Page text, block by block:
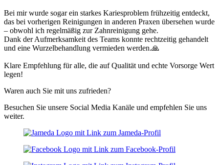
Bei mir wurde sogar ein starkes Kariesproblem frühzeitig entdeckt,
das bei vorherigen Reinigungen in anderen Praxen übersehen wurde
– obwohl ich regelmäßig zur Zahnreinigung gehe.
Dank der Aufmerksamkeit des Teams konnte rechtzeitig gehandelt
und eine Wurzelbehandlung vermieden werden.🙏
Klare Empfehlung für alle, die auf Qualität und echte Vorsorge Wert
legen!
Waren auch Sie mit uns zufrieden?
Besuchen Sie unsere Social Media Kanäle und empfehlen Sie uns
weiter.